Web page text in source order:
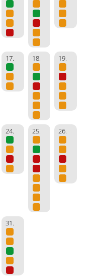
17. 18. 19.
24. 25. 26.
31.